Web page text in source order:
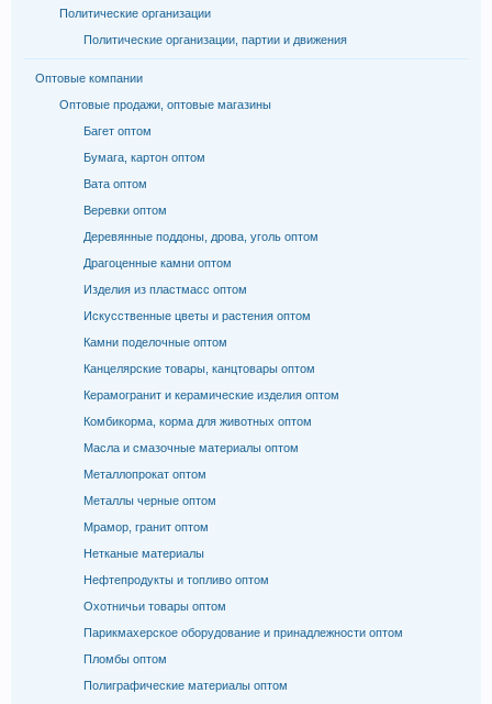
Политические организации
Политические организации, партии и движения
Оптовые компании
Оптовые продажи, оптовые магазины
Багет оптом
Бумага, картон оптом
Вата оптом
Веревки оптом
Деревянные поддоны, дрова, уголь оптом
Драгоценные камни оптом
Изделия из пластмасс оптом
Искусственные цветы и растения оптом
Камни поделочные оптом
Канцелярские товары, канцтовары оптом
Керамогранит и керамические изделия оптом
Комбикорма, корма для животных оптом
Масла и смазочные материалы оптом
Металлопрокат оптом
Металлы черные оптом
Мрамор, гранит оптом
Нетканые материалы
Нефтепродукты и топливо оптом
Охотничьи товары оптом
Парикмахерское оборудование и принадлежности оптом
Пломбы оптом
Полиграфические материалы оптом